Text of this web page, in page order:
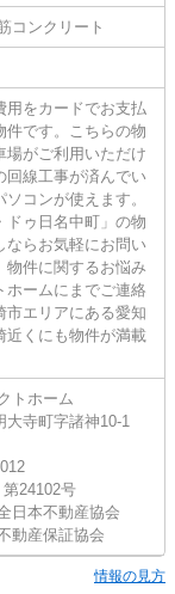
コンクリート
用をカードでお支払
件です。こちらの物
場がご利用いただけ
回線工事が済んでい
コンが使えます。
ドゥ日名中町」の物
ならお気軽にお問い
物件に関するお悩み
ホームにまでご連絡
市エリアにある愛知
近くにも物件が満載
トホーム
大寺町字諸神10-1
24102号
日本不動産協会
動産保証協会
情報の見方